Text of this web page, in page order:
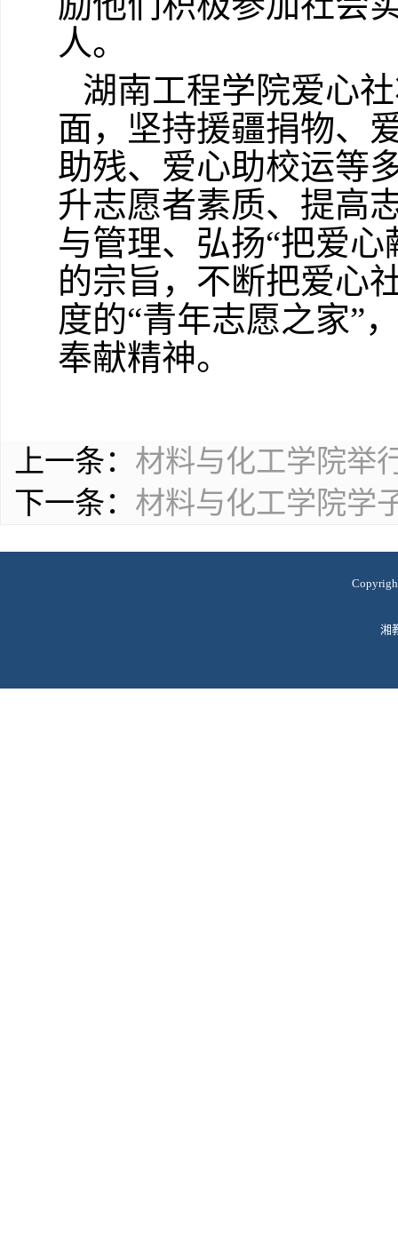
人。
湖南工程学院爱心
面，坚持援疆捐物、
助残、爱心助校运等
升志愿者素质、提高
与管理、弘扬“把爱
的宗旨，不断把爱心
度的“青年志愿之家”
奉献精神。
上一条： 材料与化工学院举
下一条： 材料与化工学院学
湘